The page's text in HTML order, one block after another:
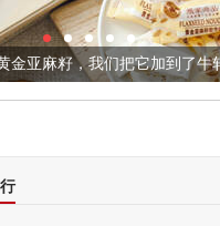
麻籽，我们把它加到了牛轧糖里